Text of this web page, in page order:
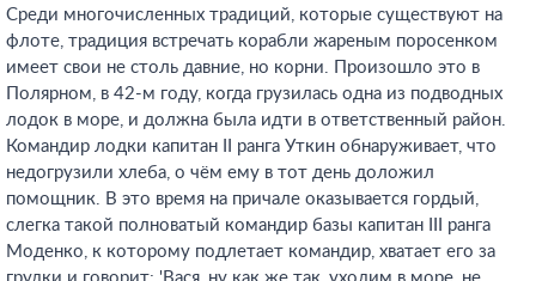
Среди многочисленных традиций, которые существуют на
флоте, традиция встречать корабли жареным поросенком
имеет свои не столь давние, но корни. Произошло это в
Полярном, в 42-м году, когда грузилась одна из подводных
лодок в море, и должна была идти в ответственный район.
Командир лодки капитан II ранга Уткин обнаруживает, что
недогрузили хлеба, о чём ему в тот день доложил
помощник. В это время на причале оказывается гордый,
слегка такой полноватый командир базы капитан III ранга
Моденко, к которому подлетает командир, хватает его за